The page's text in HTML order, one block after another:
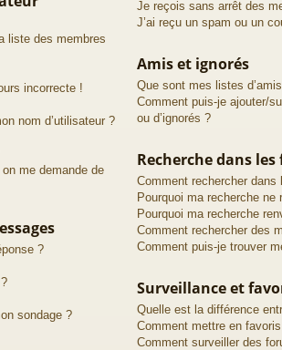
liste des membres
incorrecte !
nom d’utilisateur ?
on me demande de
?
sondage ?
Je reçois sans arrêt des
J’ai reçu un spam ou un
Amis et ignorés
Que sont mes listes
Comment puis-je ajouter/
ou d’ignorés ?
Recherche dans
Comment rechercher dans
Pourquoi ma recherche
Pourquoi ma recherche
Comment rechercher des
Comment puis-je trouver
Surveillance et
Quelle est la différence
Comment mettre en
Comment surveiller des